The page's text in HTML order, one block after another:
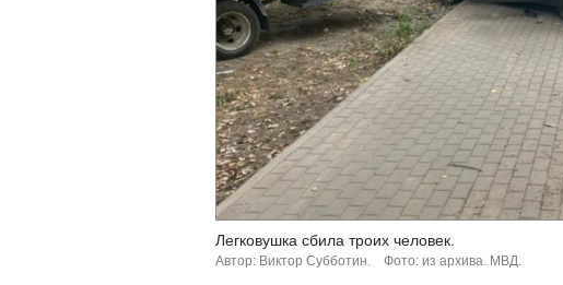
Легковушка сбила троих человек.
Автор: Виктор Субботин. Фото: из архива. МВД.